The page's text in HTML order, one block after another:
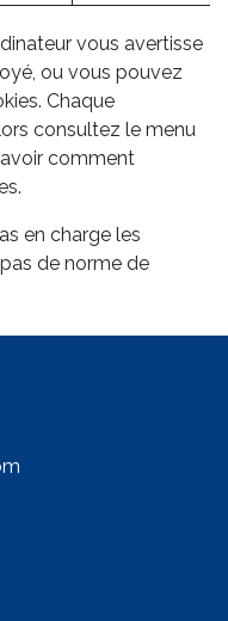
vous avertisse
ou vous pouvez
Chaque
consultez le menu
comment
en charge les
de norme de